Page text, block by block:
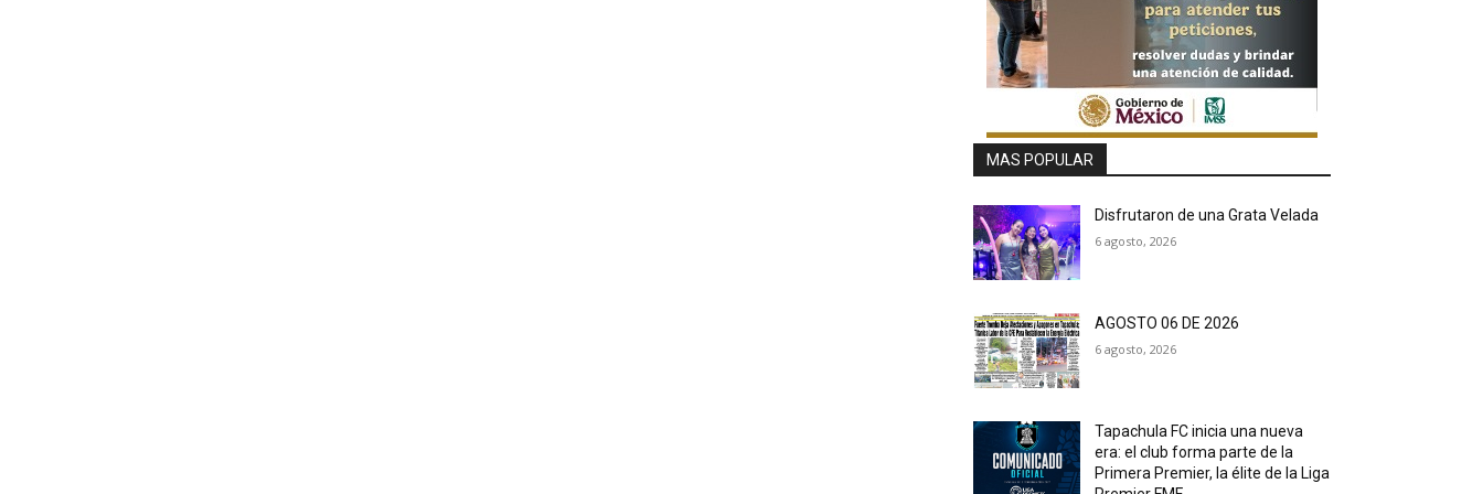
MAS POPULAR
Disfrutaron de una Grata Velada
6 agosto, 2026
AGOSTO 06 DE 2026
6 agosto, 2026
Tapachula FC inicia una nueva
era: el club forma parte de la
Primera Premier, la élite de la Liga